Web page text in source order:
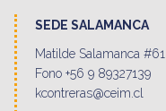
SEDE SALAMANCA
Matilde Salamanca #61
Fono +56 9 89327139
kcontreras@ceim.cl